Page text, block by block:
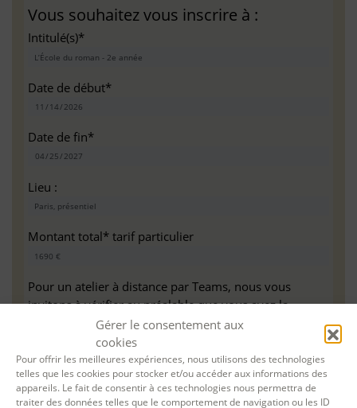
Gérer le consentement aux
cookies
Pour offrir les meilleures expériences, nous utilisons des technologies
telles que les cookies pour stocker et/ou accéder aux informations des
appareils. Le fait de consentir à ces technologies nous permettra de
traiter des données telles que le comportement de navigation ou les ID
Vous souhaitez vous inscrire à :
Intitulé(s)*
Date de début*
Date de fin*
Lieu :
Montant total* tarif particulier
Pour un atelier à distance par Teams, nous vous
invitons à vérifier au préalable que vous avez la
configuration minimale requise pour pouvoir travailler
dans les meilleures conditions : Configuration
matérielle requise pourMicrosoft Teams | Microsoft
Learn